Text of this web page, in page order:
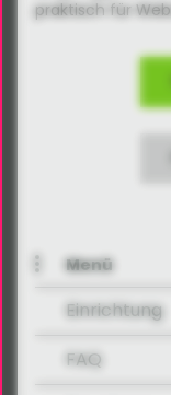
praktisch für
Menü
Einrichtung
FAQ